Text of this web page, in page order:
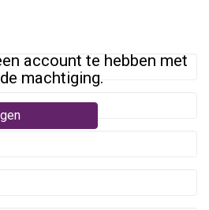
account te hebben met
machtiging.